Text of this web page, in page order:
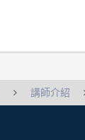
講師介紹